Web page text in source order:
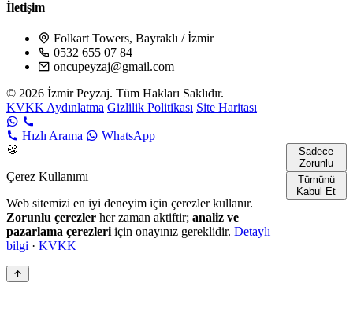
İletişim
Folkart Towers, Bayraklı / İzmir
0532 655 07 84
oncupeyzaj@gmail.com
© 2026 İzmir Peyzaj. Tüm Hakları Saklıdır.
KVKK Aydınlatma Gizlilik Politikası Site Haritası
Hızlı Arama
WhatsApp
🍪
Çerez Kullanımı
Web sitemizi en iyi deneyim için çerezler kullanır.
Zorunlu çerezler her zaman aktiftir; analiz ve
pazarlama çerezleriiçin onayınız gereklidir. Detaylı
bilgi · KVKK
Sadece
Zorunlu
Tümünü
Kabul Et